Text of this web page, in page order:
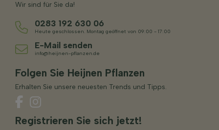
Wir sind für Sie da!
0283 192 630 06
Heute geschlossen. Montag geöffnet von 09:00 - 17:00
E-Mail senden
info@heijnen-pflanzen.de
Folgen Sie Heijnen Pflanzen
Erhalten Sie unsere neuesten Trends und Tipps.
Registrieren Sie sich jetzt!